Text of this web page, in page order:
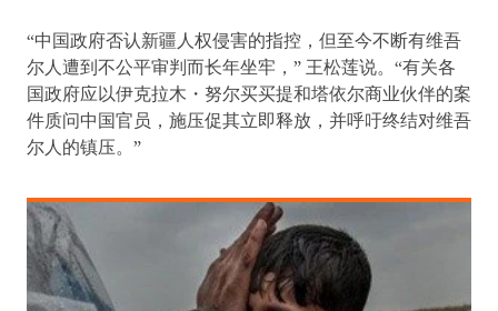
“中国政府否认新疆人权侵害的指控，但至今不断有维吾
尔人遭到不公平审判而长年坐牢，” 王松莲说。“有关各
国政府应以伊克拉木・努尔买买提和塔依尔商业伙伴的案
件质问中国官员，施压促其立即释放，并呼吁终结对维吾
尔人的镇压。”